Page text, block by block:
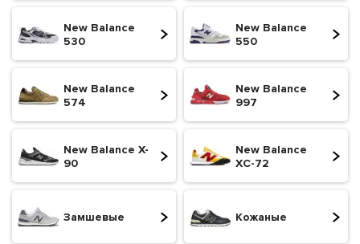
New Balance
530
New Balance
550
New Balance
574
New Balance
997
New Balance X-
90
New Balance
XC-72
Замшевые Кожаные